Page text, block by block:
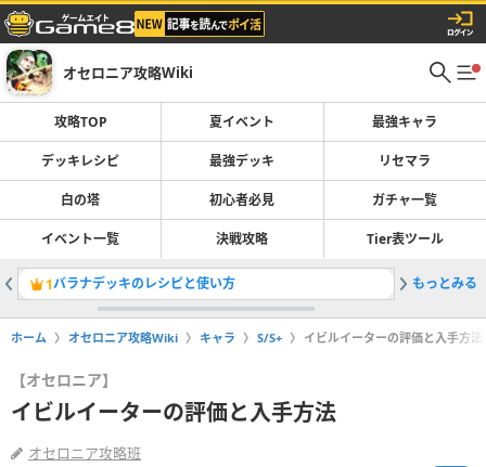
オセロニア攻略Wiki
攻略TOP 夏イベント 最強キャラ
デッキレシピ 最強デッキ リセマラ
白の塔 初心者必見 ガチャ一覧
イベント一覧 決戦攻略 Tier表ツール
1バラナデッキのレシピと使い方 2アビス
もっとみる
ホーム オセロニア攻略Wiki キャラ S/S+ イビルイーターの評価と入手方法
【オセロニア】
イビルイーターの評価と入手方法
オセロニア攻略班